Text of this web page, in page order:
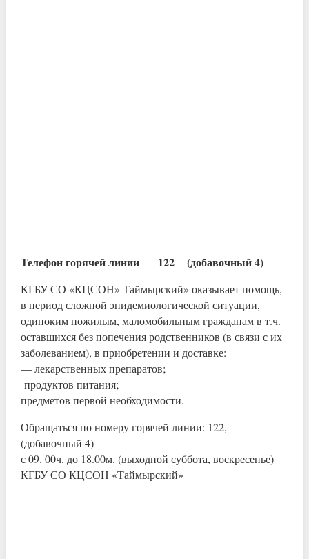
Телефон горячей линии 122 (добавочный 4)
КГБУ СО «КЦСОН» Таймырский» оказывает помощь,
в период сложной эпидемиологической ситуации,
одиноким пожилым, маломобильным гражданам в т.ч.
оставшихся без попечения родственников (в связи с их
заболеванием), в приобретении и доставке:
— лекарственных препаратов;
-продуктов питания;
предметов первой необходимости.
Обращаться по номеру горячей линии: 122,
(добавочный 4)
с 09. 00ч. до 18.00м. (выходной суббота, воскресенье)
КГБУ СО КЦСОН «Таймырский»